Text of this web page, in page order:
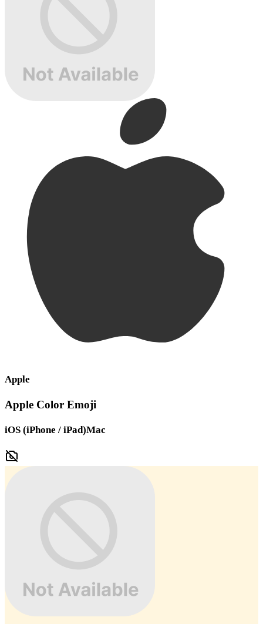
Apple
Apple Color Emoji
iOS (iPhone / iPad)Mac